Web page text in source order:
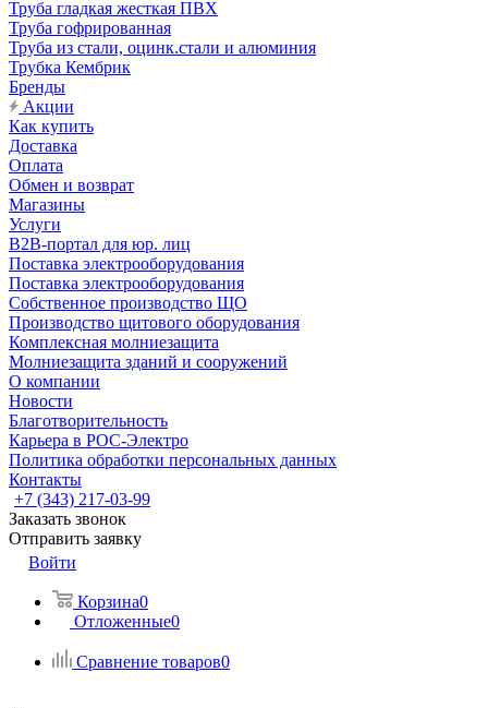
Труба гладкая жесткая ПВХ
Труба гофрированная
Труба из стали, оцинк.стали и алюминия
Трубка Кембрик
Бренды
Акции
Как купить
Доставка
Оплата
Обмен и возврат
Магазины
Услуги
B2B-портал для юр. лиц
Поставка электрооборудования
Поставка электрооборудования
Собственное производство ЩО
Производство щитового оборудования
Комплексная молниезащита
Молниезащита зданий и сооружений
О компании
Новости
Благотворительность
Карьера в РОС-Электро
Политика обработки персональных данных
Контакты
+7 (343) 217-03-99
Заказать звонок
Отправить заявку
Войти
Корзина0
Отложенные0
Сравнение товаров0